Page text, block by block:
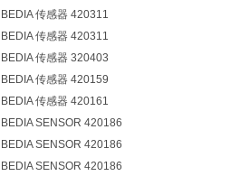
BEDIA 传感器 420311
BEDIA 传感器 420311
BEDIA 传感器 320403
BEDIA 传感器 420159
BEDIA 传感器 420161
BEDIA SENSOR 420186
BEDIA SENSOR 420186
BEDIA SENSOR 420186